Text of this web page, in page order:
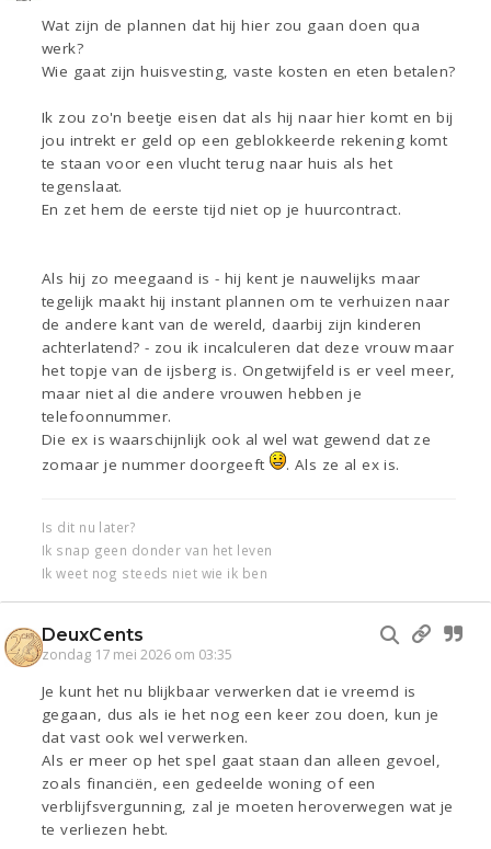
Wat zijn de plannen dat hij hier zou gaan doen qua
werk?
Wie gaat zijn huisvesting, vaste kosten en eten betalen?
Ik zou zo'n beetje eisen dat als hij naar hier komt en bij
jou intrekt er geld op een geblokkeerde rekening komt
te staan voor een vlucht terug naar huis als het
tegenslaat.
En zet hem de eerste tijd niet op je huurcontract.
Als hij zo meegaand is - hij kent je nauwelijks maar
tegelijk maakt hij instant plannen om te verhuizen naar
de andere kant van de wereld, daarbij zijn kinderen
achterlatend? - zou ik incalculeren dat deze vrouw maar
het topje van de ijsberg is. Ongetwijfeld is er veel meer,
maar niet al die andere vrouwen hebben je
telefoonnummer.
Die ex is waarschijnlijk ook al wel wat gewend dat ze
zomaar je nummer doorgeeft
. Als ze al ex is.
Is dit nu later?
Ik snap geen donder van het leven
Ik weet nog steeds niet wie ik ben
DeuxCents
zondag 17 mei 2026 om 03:35
Je kunt het nu blijkbaar verwerken dat ie vreemd is
gegaan, dus als ie het nog een keer zou doen, kun je
dat vast ook wel verwerken.
Als er meer op het spel gaat staan dan alleen gevoel,
zoals financiën, een gedeelde woning of een
verblijfsvergunning, zal je moeten heroverwegen wat je
te verliezen hebt.